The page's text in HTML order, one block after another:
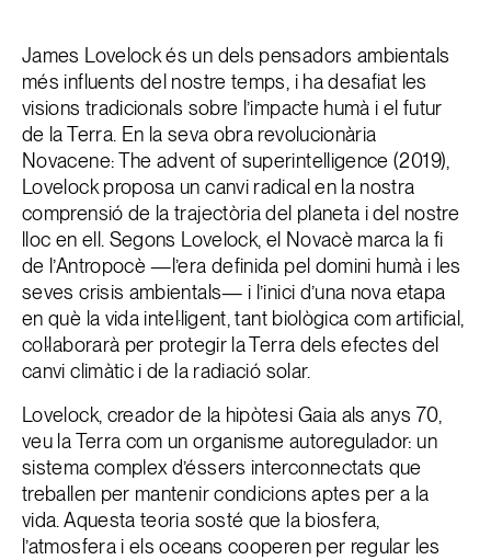
James Lovelock és un dels pensadors ambientals
més influents del nostre temps, i ha desafiat les
visions tradicionals sobre l’impacte humà i el futur
de la Terra. En la seva obra revolucionària
Novacene: The advent of superintelligence (2019),
Lovelock proposa un canvi radical en la nostra
comprensió de la trajectòria del planeta i del nostre
lloc en ell. Segons Lovelock, el Novacè marca la fi
de l’Antropocè —l’era definida pel domini humà i les
seves crisis ambientals— i l’inici d’una nova etapa
en què la vida intel·ligent, tant biològica com artificial,
col·laborarà per protegir la Terra dels efectes del
canvi climàtic i de la radiació solar.
Lovelock, creador de la hipòtesi Gaia als anys 70,
veu la Terra com un organisme autoregulador: un
sistema complex d’éssers interconnectats que
treballen per mantenir condicions aptes per a la
vida. Aquesta teoria sosté que la biosfera,
l’atmosfera i els oceans cooperen per regular les